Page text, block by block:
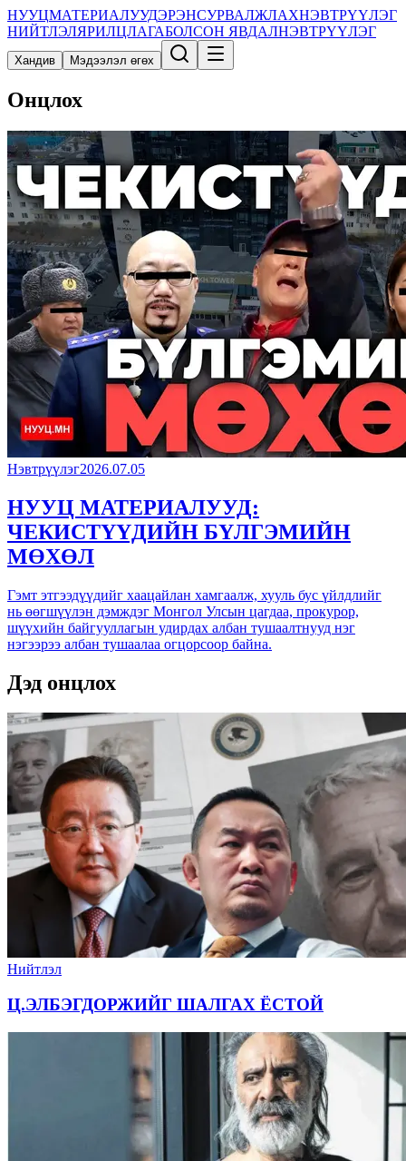
НУУЦМАТЕРИАЛУУДЭРЭНСУРВАЛЖЛАХНЭВТРҮҮЛЭГ
НИЙТЛЭЛЯРИЛЦЛАГАБОЛСОН ЯВДАЛНЭВТРҮҮЛЭГ
Хандив Мэдээлэл өгөх
Онцлох
Нэвтрүүлэг2026.07.05
НУУЦ МАТЕРИАЛУУД:
ЧЕКИСТҮҮДИЙН БҮЛГЭМИЙН
МӨХӨЛ
Гэмт этгээдүүдийг хаацайлан хамгаалж, хууль бус үйлдлийг
нь өөгшүүлэн дэмждэг Монгол Улсын цагдаа, прокурор,
шүүхийн байгууллагын удирдах албан тушаалтнууд нэг
нэгээрээ албан тушаалаа огцорсоор байна.
Дэд онцлох
Нийтлэл
Ц.ЭЛБЭГДОРЖИЙГ ШАЛГАХ ЁСТОЙ